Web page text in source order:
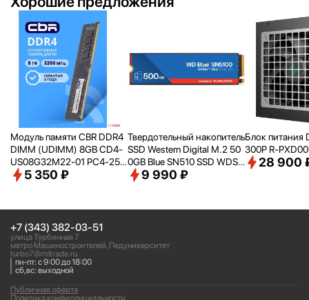
Модуль памяти CBR DDR4
DIMM (UDIMM) 8GB CD4-
US08G32M22-01 PC4-256
00, 3200MHz, CL22, 1.2V
5 350 ₽
Твердотельный накопитель
SSD Western Digital M.2 50
0GB Blue SN510 SSD WDS5
00G5B0E PCIe NVMe 4.0 x
9 990 ₽
Блок питания
300P R-
28 900
+7 (343) 382-03-51
улица Турбинная 7
метро Машиностроителей, Педуниверситет
turbo7@mltrade.ru
пн-пт: с 9:00 до 18:00
сб,вс: выходной
Политика конфиденциальности
Публичная оферта